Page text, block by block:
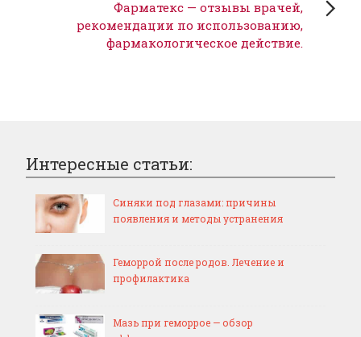
Фарматекс — отзывы врачей,
рекомендации по использованию,
фармакологическое действие.
Интересные статьи:
Синяки под глазами: причины
появления и методы устранения
Геморрой после родов. Лечение и
профилактика
Мазь при геморрое — обзор